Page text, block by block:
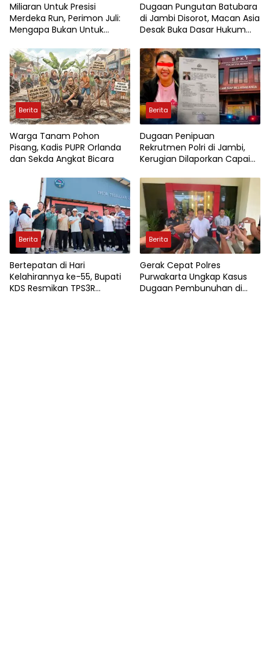
Miliaran Untuk Presisi
Merdeka Run, Perimon Juli:
Mengapa Bukan Untuk
Dugaan Pungutan Batubara
di Jambi Disorot, Macan Asia
Desak Buka Dasar Hukum
Berita
Warga Tanam Pohon
Pisang, Kadis PUPR Orlanda
dan Sekda Angkat Bicara
Berita
Dugaan Penipuan
Rekrutmen Polri di Jambi,
Kerugian Dilaporkan Capai
Berita
Bertepatan di Hari
Kelahirannya ke-55, Bupati
KDS Resmikan TPS3R
Berita
Gerak Cepat Polres
Purwakarta Ungkap Kasus
Dugaan Pembunuhan di